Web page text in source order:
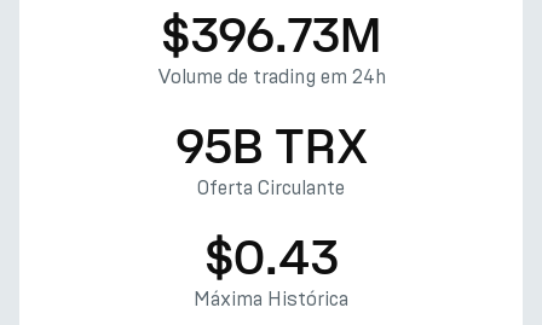
$396.73M
Volume de trading em 24h
95B TRX
Oferta Circulante
$0.43
Máxima Histórica